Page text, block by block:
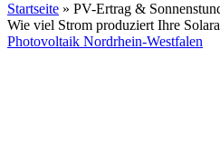
Startseite » PV-Ertrag &
Wie viel Strom produziert Ihre
Photovoltaik Nordrhein-Westfalen